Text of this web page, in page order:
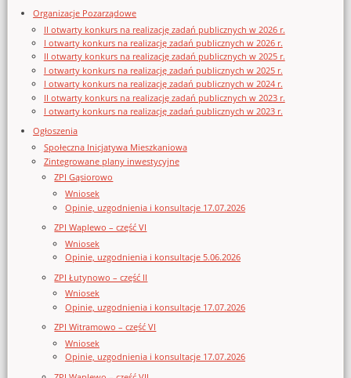
Organizacje Pozarządowe
II otwarty konkurs na realizację zadań publicznych w 2026 r.
I otwarty konkurs na realizację zadań publicznych w 2026 r.
II otwarty konkurs na realizację zadań publicznych w 2025 r.
I otwarty konkurs na realizację zadań publicznych w 2025 r.
I otwarty konkurs na realizację zadań publicznych w 2024 r.
II otwarty konkurs na realizację zadań publicznych w 2023 r.
I otwarty konkurs na realizację zadań publicznych w 2023 r.
Ogłoszenia
Społeczna Inicjatywa Mieszkaniowa
Zintegrowane plany inwestycyjne
ZPI Gąsiorowo
Wniosek
Opinie, uzgodnienia i konsultacje 17.07.2026
ZPI Waplewo – część VI
Wniosek
Opinie, uzgodnienia i konsultacje 5.06.2026
ZPI Łutynowo – część II
Wniosek
Opinie, uzgodnienia i konsultacje 17.07.2026
ZPI Witramowo – część VI
Wniosek
Opinie, uzgodnienia i konsultacje 17.07.2026